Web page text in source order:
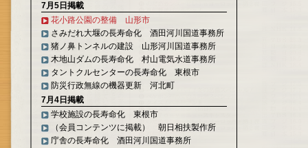
7月5日掲載
花小路公園の整備 山形市
さみだれ大堰の長寿命化 酒田河川国道事務所
猪ノ鼻トンネルの建設 山形河川国道事務所
木地山ダムの長寿命化 村山電気水道事務所
タントクルセンターの長寿命化 東根市
防災行政無線の機器更新 河北町
7月4日掲載
学校施設の長寿命化 東根市
（会員コンテンツに掲載） 朝日相扶製作所
庁舎の長寿命化 酒田河川国道事務所